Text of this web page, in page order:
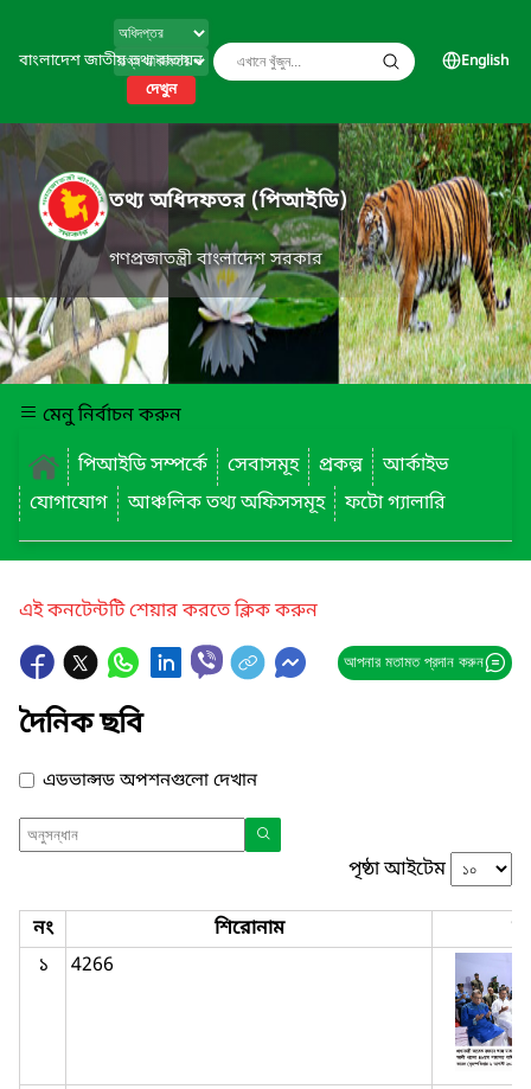
বাংলাদেশ জাতীয় তথ্য বাতায়ন
দেখুন
English
তথ্য অধিদফতর (পিআইডি)
গণপ্রজাতন্ত্রী বাংলাদেশ সরকার
মেনু নির্বাচন করুন
পিআইডি সম্পর্কে
সেবাসমূহ প্রকল্প
আর্কাইভ
যোগাযোগ
আঞ্চলিক তথ্য অফিসসমূহ ফটো গ্যালারি
এই কনটেন্টটি শেয়ার করতে ক্লিক করুন
আপনার মতামত প্রদান করুন
দৈনিক ছবি
এডভান্সড অপশনগুলো দেখান
পৃষ্ঠা আইটেম
নং শিরোনাম
১
4266